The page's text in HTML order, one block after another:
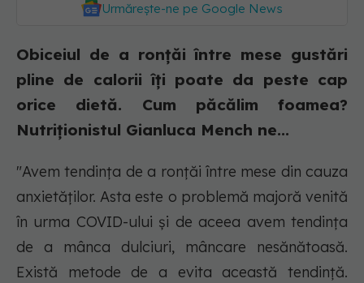
Urmărește-ne pe Google News
Obiceiul de a ronțăi între mese gustări
pline de calorii îți poate da peste cap
orice dietă. Cum păcălim foamea?
Nutriționistul Gianluca Mench ne...
"Avem tendința de a ronțăi între mese din cauza
anxietăților. Asta este o problemă majoră venită
în urma COVID-ului și de aceea avem tendința
de a mânca dulciuri, mâncare nesănătoasă.
Există metode de a evita această tendință.